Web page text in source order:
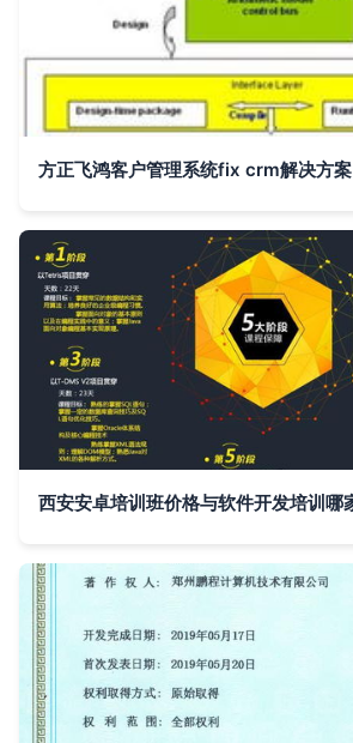
方正飞鸿客户管理系统fix crm解决方案